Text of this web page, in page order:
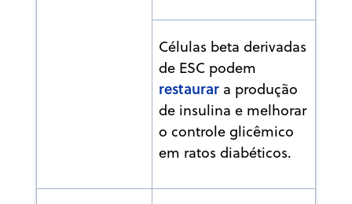
Células beta derivadas
de ESC podem
restaurar a produção
de insulina e melhorar
o controle glicêmico
em ratos diabéticos.